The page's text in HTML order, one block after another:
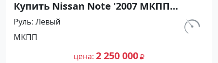
Купить Nissan Note '2007 МКПП
(1400/88 л.с.) Бензин инжектор
Рисовый цвет Синий Хетчбэк по
цене 2250000 рублей, объявление
№27444 на сайте Авторынок23
Руль Левый
МКПП
цена 2 250 000